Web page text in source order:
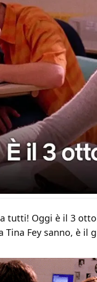
tutti! Oggi è il 3
Tina Fey sanno, è il